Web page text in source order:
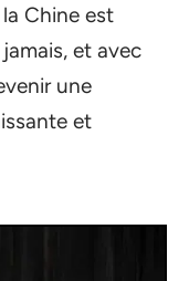
Chine est
et avec
une
et